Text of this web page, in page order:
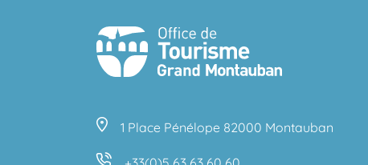
1 Place Pénélope 82000 Montauban